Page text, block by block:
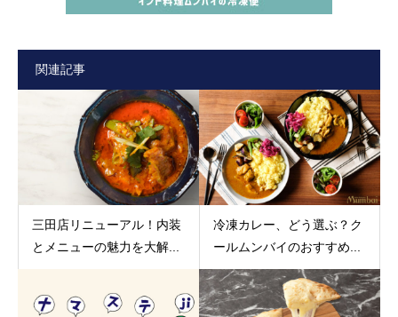
関連記事
三田店リニューアル！内装
とメニューの魅力を大解...
冷凍カレー、どう選ぶ？ク
ールムンバイのおすすめ...